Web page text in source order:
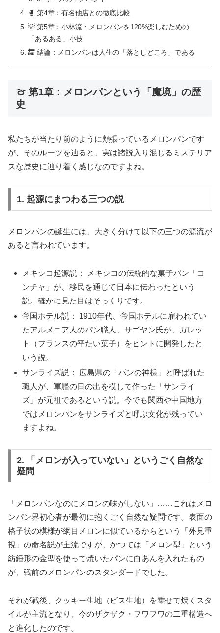
🥊 第4章：有名他店との徹底比較
💡 第5章：小林流・メロンパンを120%楽しむための
「あるある」小技
🔚 結論：メロンパンは人生の「落としどころ」である
🍈 第1章：メロンパンという「魔境」の歴
史
私たちが当たり前のように頬張っているメロンパンです
が、そのルーツを辿ると、実は諸説入り混じるミステリア
スな歴史に辿り着く感じなのですよね。
1. 起源にまつわる三つの説
メロンパンの誕生には、大きく分けて以下の三つの源流が
あると言われています。
メキシコ起源説： メキシコの伝統的な菓子パン「コ
ンチャ」が、移民を通じて日本に伝わったという
説。確かに見た目はそっくりです。
帝国ホテル説： 1910年代、帝国ホテルに雇われてい
たアルメニア人のパン職人、サゴヤン氏が、ガレッ
ト（フランスの平たい菓子）をヒントに開発したと
いう説。
サンライズ説： 広島県の「パンの神様」と呼ばれた
職人が、軍艦の日の出を模して作った「サンライ
ズ」が元祖であるという説。今でも関西や中国地方
ではメロンパンをサンライズと呼ぶ文化が残ってい
ますよね。
2. 「メロンが入っていない」というごく自然な
疑問
「メロンパンなのにメロンの味がしない」……これはメロ
ンパン界初心者が最初に抱くごく自然な疑問です。表面の
格子状の模様が網目メロンに似ているからという「外見重
視」の命名説が主流ですが、かつては「メロン型」という
紡錘形の金型を使って焼いたパンに白あんを入れたもの
が、戦前のメロンパンのスタンダードでした。
それが戦後、クッキー生地（ビス生地）を乗せて焼くスタ
イルが主流となり、今のザクザク・フワフワの二重構造へ
と進化したのです。